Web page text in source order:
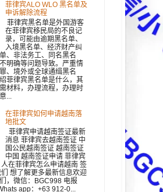
菲律宾ALO WLO 黑名单及
申诉解除流程
菲律宾黑名单是外国游客
在菲律宾移民局的不良记
录，可能由逾期黑名单、
入境黑名单、经济财产纠
、非法务工、同名黑名
明确等问题导致。严重情
、境外或全球通缉黑名
菲律宾黑名单是什么，其
材料，办理流程，办理时
...
在菲律宾如何申请越南落
地批文
菲律宾申请越南签证最新
消息 菲律宾去越南签证 中
国公民越南签证 越南签证
中国 越南签证申请 菲律宾
在菲律宾怎么申请越南 签
想了解更多最新信息欢迎
，微信：BGC998 电报
app：+63 912-0...